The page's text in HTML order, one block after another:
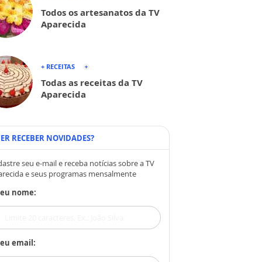
Todos os artesanatos da TV
Aparecida
+ RECEITAS
Todas as receitas da TV
Aparecida
RECEBER NOVIDADES?
seu e-mail e receba notícias sobre a TV
e seus programas mensalmente
nome:
email: